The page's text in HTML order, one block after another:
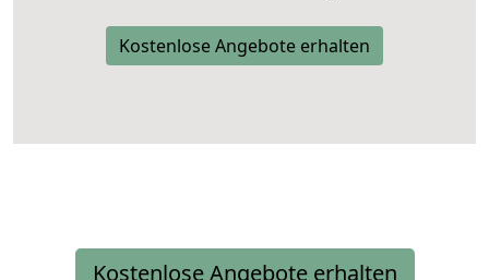
Kostenlose Angebote erhalten
Kostenlose Angebote erhalten